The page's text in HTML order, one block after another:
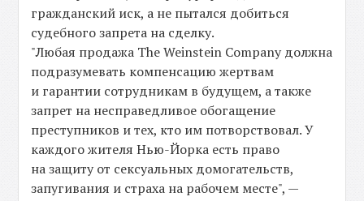
гражданский иск, а не пытался добиться
судебного запрета на сделку.
"Любая продажа The Weinstein Company должна
подразумевать компенсацию жертвам
и гарантии сотрудникам в будущем, а также
запрет на несправедливое обогащение
преступников и тех, кто им потворствовал. У
каждого жителя Нью-Йорка есть право
на защиту от сексуальных домогательств,
запугивания и страха на рабочем месте", —